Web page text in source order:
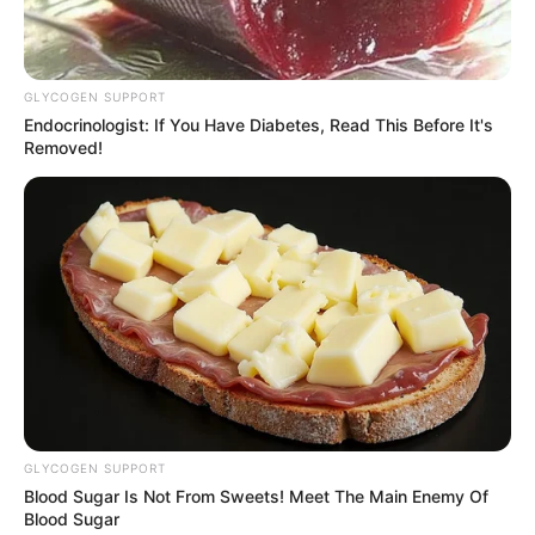
“Se reportan temperaturas por encima del promedio,
especialmente en la provincia del Alto Magdalena. Esto,
sumado a la acción de manos inescrupulosas, ha
generado incendios forestales”, denunció Rey.
GLYCOGEN SUPPORT
Endocrinologist: If You Have Diabetes, Read This Before It's
Removed!
GLYCOGEN SUPPORT
Blood Sugar Is Not From Sweets! Meet The Main Enemy Of
Blood Sugar